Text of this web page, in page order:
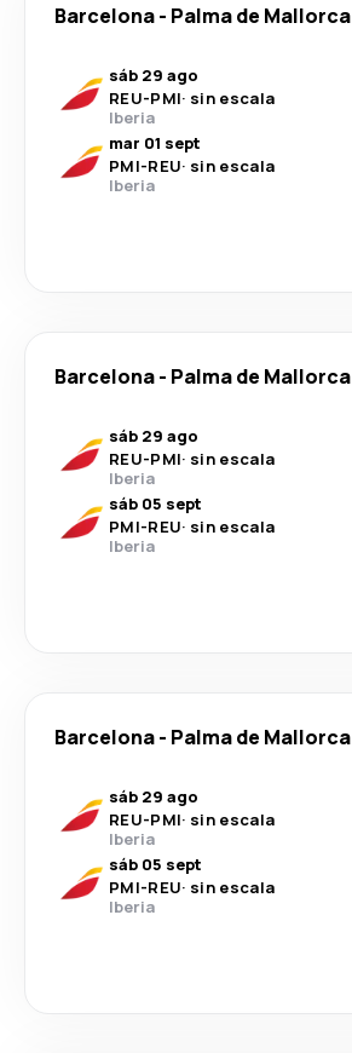
Barcelona- Palma de Mallorca
sáb 29 ago
REU-PMI· sin escala
Iberia
mar 01 sept
PMI-REU· sin escala
Iberia
Barcelona- Palma de Mallorca
sáb 29 ago
REU-PMI· sin escala
Iberia
sáb 05 sept
PMI-REU· sin escala
Iberia
Barcelona- Palma de Mallorca
sáb 29 ago
REU-PMI· sin escala
Iberia
sáb 05 sept
PMI-REU· sin escala
Iberia